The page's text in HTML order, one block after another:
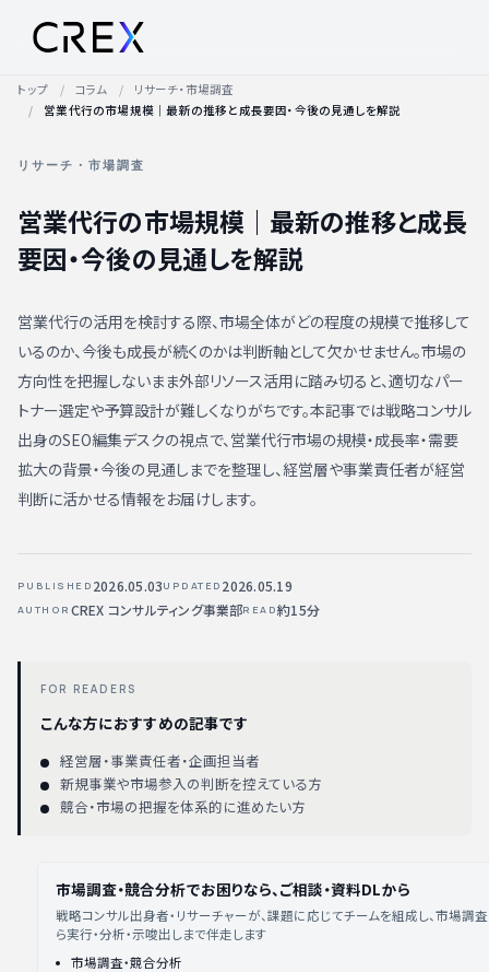
トップ コラム
リサーチ・市場調査
営業代行の市場規模｜最新の推移と成長要因・今後の見通しを解説
リサーチ・市場調査
営業代行の市場規模｜最新の推移と成長
要因・今後の見通しを解説
営業代行の活用を検討する際、市場全体がどの程度の規模で推移して
いるのか、今後も成長が続くのかは判断軸として欠かせません。市場の
方向性を把握しないまま外部リソース活用に踏み切ると、適切なパー
トナー選定や予算設計が難しくなりがちです。本記事では戦略コンサル
出身のSEO編集デスクの視点で、営業代行市場の規模・成長率・需要
拡大の背景・今後の見通しまでを整理し、経営層や事業責任者が経営
判断に活かせる情報をお届けします。
PUBLISHED 2026.05.03UPDATED 2026.05.19
AUTHOR CREX コンサルティング事業部READ約15分
FOR READERS
こんな方におすすめの記事です
経営層・事業責任者・企画担当者
新規事業や市場参入の判断を控えている方
競合・市場の把握を体系的に進めたい方
市場調査・競合分析でお困りなら、ご相談・資料DLから
戦略コンサル出身者・リサーチャーが、課題に応じてチームを組成し、市場調
ら実行・分析・示唆出しまで伴走します
市場調査・競合分析